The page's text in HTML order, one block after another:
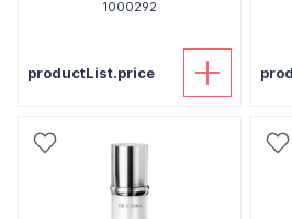
1000292
productList.price